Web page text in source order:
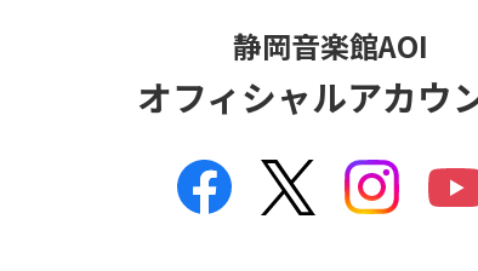
静岡音楽館AOI
オフィシャルアカウ